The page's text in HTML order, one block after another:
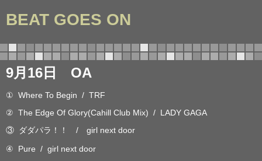
BEAT GOES ON
9月16日 OA
① Where To Begin / TRF
② The Edge Of Glory(Cahill Club Mix) / LADY GAGA
③ ダダパラ！！ / girl next door
④ Pure / girl next door